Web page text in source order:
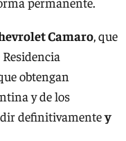
Camaro, que
obtengan
y de los
definitivamentey